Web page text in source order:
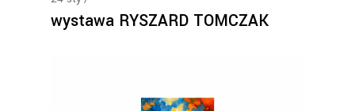
wystawa RYSZARD TOMCZAK